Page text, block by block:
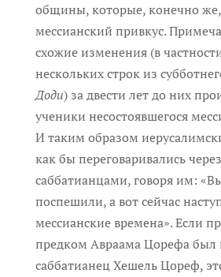
общины, которые, конечно
мессианский привкус.
схожие изменения (в
нескольких строк из
Доди) за двести лет до них
ученики несостоявшегося
И таким образом
как бы переговаривались
саббатианцами, говоря им:
поспешили, а вот сейчас
мессианские времена». Если
предком Авраама Цорефа был
саббатианец Хешель Цореф,